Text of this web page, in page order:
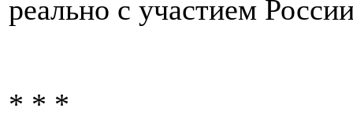
реально с участием
* * *